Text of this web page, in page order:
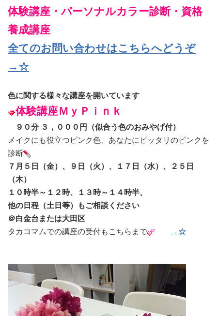
体験講座・パーソナルカラー診断・資格
養成講座
全てのお問い合わせはこちらへどうぞ
→☆
色に関する様々な講座を開いています
体験講座ＭｙＰｉｎ ｋ
９０分 ３，０００ 円（似合う色のおみやげ付）
メイクにも役立つピンク色、あなたにピッタリのピンクを
診断
７月５日（金）、９日（火）、１７日（水）、２５日
（木）
１０時半～１２時、１３時～１４時半、
他の日程（土日等）もご相談ください
＠白金台または大田区
タカコマムでの講座の受付もこちらまで
→☆